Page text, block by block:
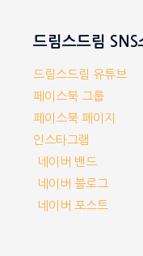
드림스드림 SNS
드림스드림 유튜브
페이스북 그룹
페이스북 페이지
인스타그램
네이버 밴드
네이버 블로그
네이버 포스트